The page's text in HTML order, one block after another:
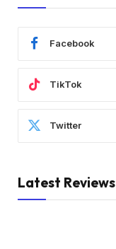
Facebook
TikTok
Twitter
Latest Reviews